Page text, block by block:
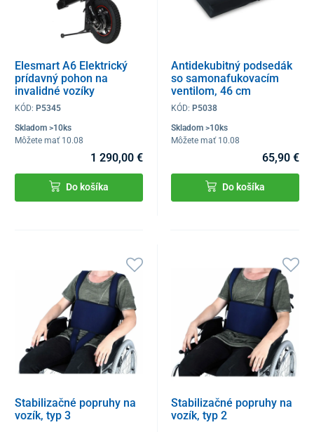
Elesmart A6 Elektrický
prídavný pohon na
invalidné vozíky
KÓD: P5345
Skladom >10ks
Môžete mať 10.08
1 290,00 €
Do košíka
Antidekubitný podsedák
so samonafukovacím
ventilom, 46 cm
KÓD:P5038
Skladom >10ks
Môžete mať 10.08
65,90 €
Do košíka
Stabilizačné popruhy na
vozík, typ 3
Stabilizačné popruhy na
vozík, typ 2